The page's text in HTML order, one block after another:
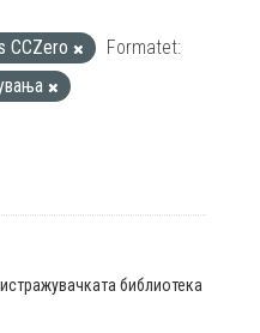
CCZero
Formatet:
библиотека